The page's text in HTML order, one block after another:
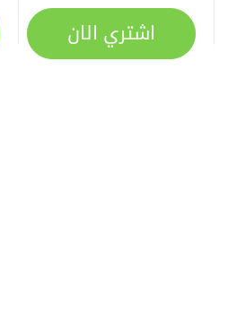
اشتري الان